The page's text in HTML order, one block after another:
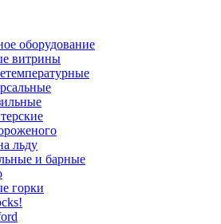
оборудование
витрины
льду
и барные
горки